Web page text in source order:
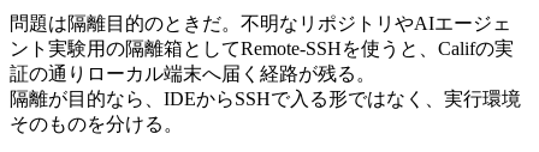
問題は隔離目的のときだ。不明なリポジトリやAIエージェ
ント実験用の隔離箱としてRemote-SSHを使うと、Califの実
証の通りローカル端末へ届く経路が残る。
隔離が目的なら、IDEからSSHで入る形ではなく、実行環境
そのものを分ける。